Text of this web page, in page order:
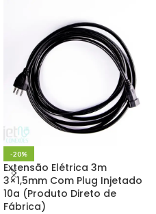
-20%
Extensão Elétrica 3m
3×1,5mm Com Plug Injetado
10a (Produto Direto de
Fábrica)